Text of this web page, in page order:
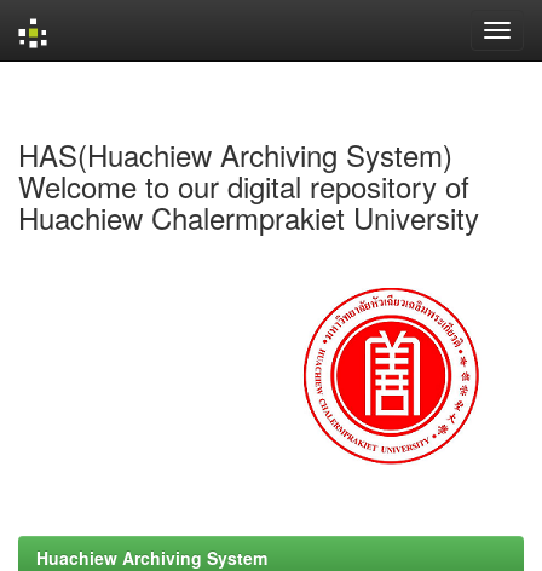
HAS(Huachiew Archiving System)
Welcome to our digital repository of
Huachiew Chalermprakiet University
Huachiew Archiving System